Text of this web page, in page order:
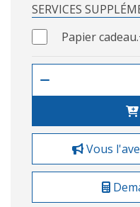
SERVICES
Papier cadeau.
Vous